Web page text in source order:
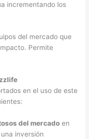
incrementando los
del mercado que
Permite
en el uso de este
del mercado en
inversión